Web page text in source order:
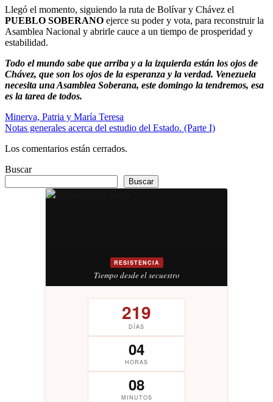
Llegó el momento, siguiendo la ruta de Bolívar y Chávez el
PUEBLO SOBERANO ejerce su poder y vota, para reconstruir la
Asamblea Nacional y abrirle cauce a un tiempo de prosperidad y
estabilidad.
Todo el mundo sabe que arriba y a la izquierda están los ojos de
Chávez, que son los ojos de la esperanza y la verdad. Venezuela
necesita una Asamblea Soberana, este domingo la tendremos, esa
es la tarea de todos.
Navegación
de
entradas
Minerva, Patria y María Teresa
Notas generales acerca del estudio del Estado. (Parte I)
Los comentarios están cerrados.
Buscar
Buscar
RESISTENCIA
Tiempo desde el secuestro
219
DÍAS
04
HORAS
08
MINUTOS